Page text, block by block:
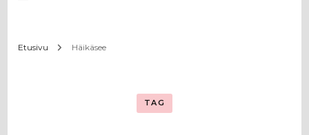
Etusivu Häikäsee
TAG